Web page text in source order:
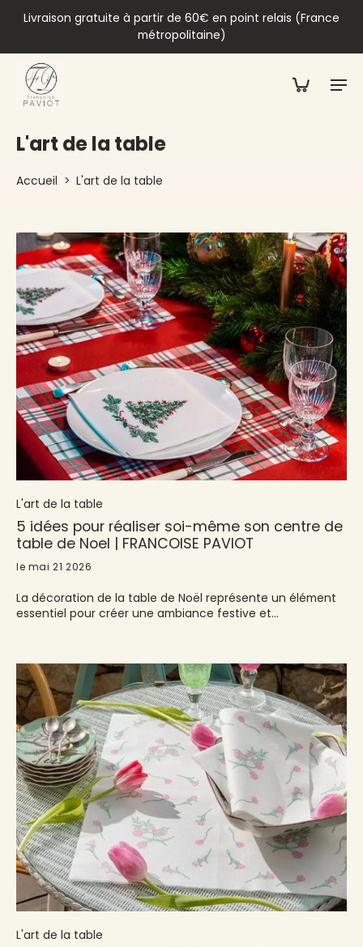
Livraison gratuite à partir de 60€ en point relais (France
métropolitaine)
L'art de la table
Accueil > L'art de la table
L'art de la table
5 idées pour réaliser soi-même son centre de
table de Noel | FRANCOISE PAVIOT
le mai 21 2026
La décoration de la table de Noël représente un élément
essentiel pour créer une ambiance festive et
budget maitrisé.
L'art de la table